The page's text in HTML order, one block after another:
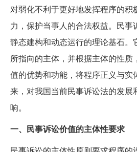
对弱化不利于更好地发挥程序的积
力，保护当事人的合法权益。民事
静态建构和动态运行的理论基石。
所指向的主体，并根据主体的性质
值的优势和功能，将程序正义与实
来，对我国当前民事诉讼法的发展
响。
一、民事诉讼价值的主体性要求